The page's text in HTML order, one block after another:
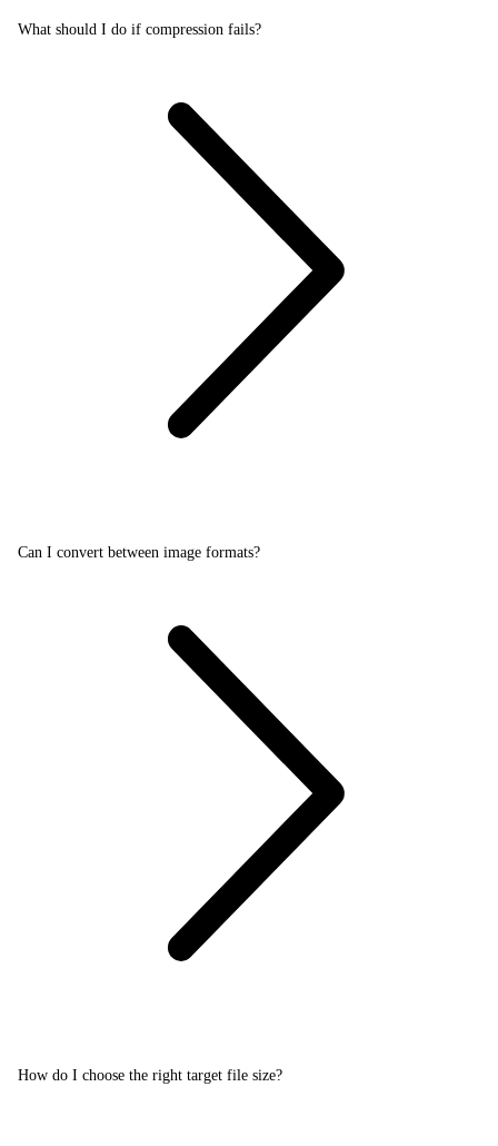
What should I do if compression fails?
Can I convert between image formats?
How do I choose the right target file size?